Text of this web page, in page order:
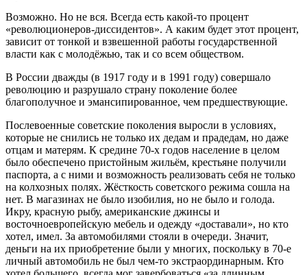
Возможно. Но не вся. Всегда есть какой-то процент
«революционеров-диссидентов». А каким будет этот процент,
зависит от тонкой и взвешенной работы государственной
власти как с молодёжью, так и со всем обществом.
В России дважды (в 1917 году и в 1991 году) совершало
революцию и разрушало страну поколение более
благополучное и эмансипированное, чем предшествующие.
Послевоенные советские поколения выросли в условиях,
которые не снились не только их дедам и прадедам, но даже
отцам и матерям. К средине 70-х годов население в целом
было обеспечено пристойным жильём, крестьяне получили
паспорта, а с ними и возможность реализовать себя не только
на колхозных полях. Жёсткость советского режима сошла на
нет. В магазинах не было изобилия, но не было и голода.
Икру, красную рыбу, американские джинсы и
восточноевропейскую мебель и одежду «доставали», но кто
хотел, имел. За автомобилями стояли в очереди. Значит,
деньги на их приобретение были у многих, поскольку в 70-е
личный автомобиль не был чем-то экстраординарным. Кто